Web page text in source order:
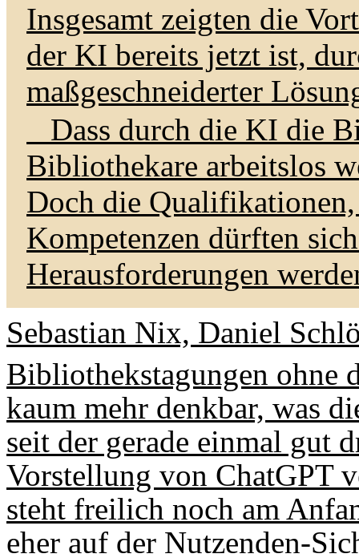
Insgesamt zeigten die
der KI bereits jetzt ist,
maßgeschneiderter
Dass durch die KI die
Bibliothekare arbeitslos
Doch die
Kompetenzen dürften
Herausforderungen
Sebastian Nix, Daniel
Bibliothekstagungen ohne
kaum mehr denkbar, was
seit der gerade einmal gut
Vorstellung von ChatGPT
steht freilich noch am
eher auf der Nutzenden-